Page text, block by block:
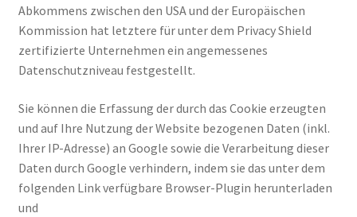
Abkommens zwischen den USA und der Europäischen
Kommission hat letztere für unter dem Privacy Shield
zertifizierte Unternehmen ein angemessenes
Datenschutzniveau festgestellt.
Sie können die Erfassung der durch das Cookie erzeugten
und auf Ihre Nutzung der Website bezogenen Daten (inkl.
Ihrer IP-Adresse) an Google sowie die Verarbeitung dieser
Daten durch Google verhindern, indem sie das unter dem
folgenden Link verfügbare Browser-Plugin herunterladen
und